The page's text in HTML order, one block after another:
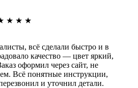
★ ★ ★
всё сделали быстро и в
качество — цвет яркий,
оформил через сайт, не
Всё понятные инструкции,
и уточнил детали.